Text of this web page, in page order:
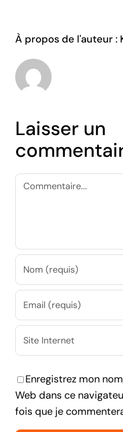
À propos de l'auteur :
Laisser un
Commentaire
Enregistrez mon
Web dans ce
fois que je